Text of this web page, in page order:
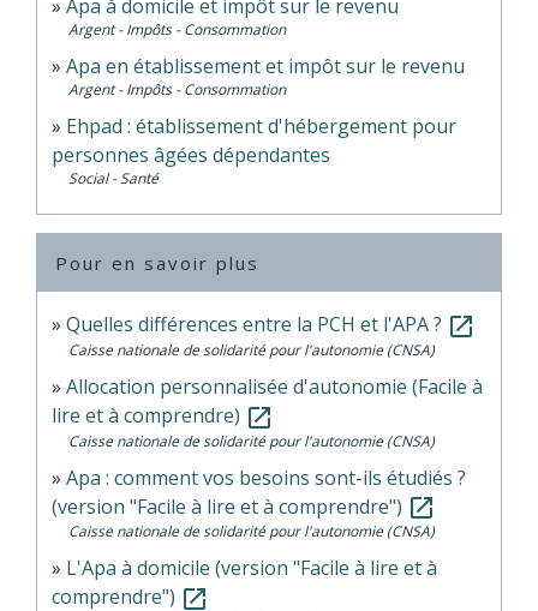
Apa à domicile et impôt sur le revenu
Argent - Impôts - Consommation
Apa en établissement et impôt sur le revenu
Argent - Impôts - Consommation
Ehpad : établissement d'hébergement pour
personnes âgées dépendantes
Social - Santé
Pour en savoir plus
Quelles différences entre la PCH et l'APA ? open_in_new
Caisse nationale de solidarité pour l'autonomie (CNSA)
Allocation personnalisée d'autonomie (Facile à
lire et à comprendre) open_in_new
Caisse nationale de solidarité pour l'autonomie (CNSA)
Apa : comment vos besoins sont-ils étudiés ?
(version "Facile à lire et à comprendre") open_in_new
Caisse nationale de solidarité pour l'autonomie (CNSA)
L'Apa à domicile (version "Facile à lire et à
comprendre") open_in_new